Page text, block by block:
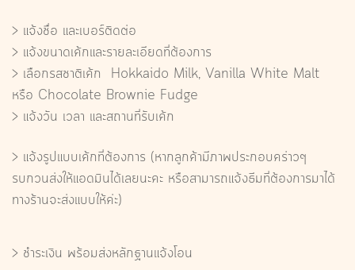
> แจ้งชื่อ และเบอร์ติดต่อ
> แจ้งขนาดเค้กและรายละเอียดที่ต้องการ
> เลือกรสชาติเค้ก
Hokkaido Milk, Vanilla White Malt
หรือ Chocolate Brownie Fudge
> แจ้งวัน เวลา และสถานที่รับเค้ก
> แจ้งรูปแบบเค้กที่ต้องการ (หากลูกค้ามีภาพประกอบคร่าวๆ
รบกวนส่งให้แอดมินได้เลยนะคะ หรือสามารถแจ้งธีมที่ต้องการมาได้
ทางร้านจะส่งแบบให้ค่ะ)
> ชําระเงิน พร้อมส่งหลักฐานแจ้งโอน